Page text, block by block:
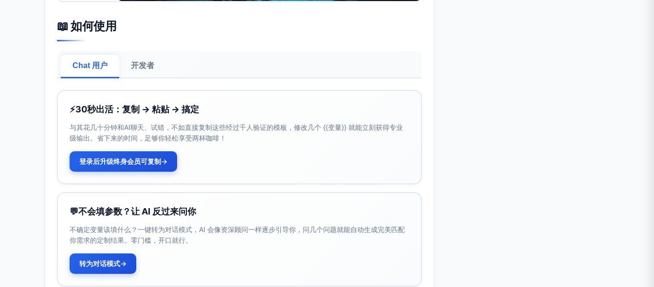
📖 如何使用
Chat 用户 开发者
⚡30秒出活：复制 → 粘贴 → 搞定
与其花几十分钟和AI聊天、试错，不如直接复制这些经过千人验证的模板，修改几个 {{变量}} 就能立刻获得专业
级输出。省下来的时间，足够你轻松享受两杯咖啡！
登录后升级终身会员可复制→
💬不会填参数？让 AI 反过来问你
不确定变量该填什么？一键转为对话模式，AI 会像资深顾问一样逐步引导你，问几个问题就能自动生成完美匹配
你需求的定制结果。零门槛，开口就行。
转为对话模式→